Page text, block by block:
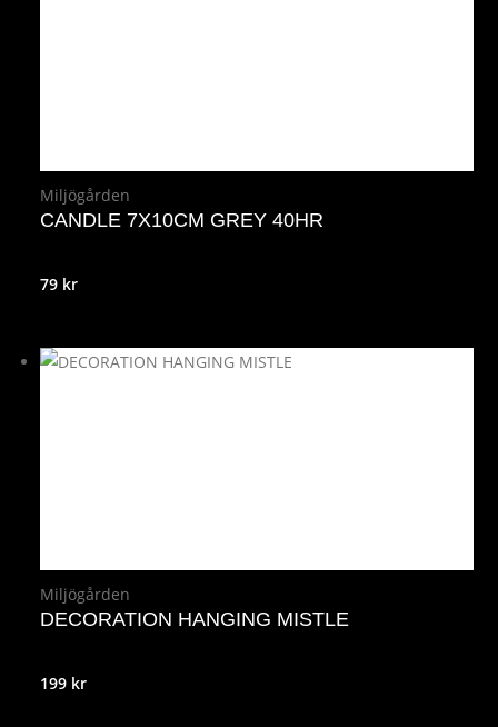
Miljögården
CANDLE 7X10CM GREY 40HR
79 kr
Miljögården
DECORATION HANGING MISTLE
199 kr